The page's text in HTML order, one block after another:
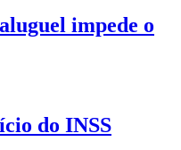
impede o
do INSS